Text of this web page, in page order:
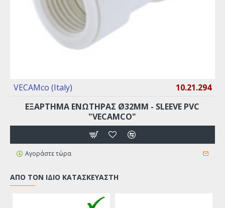
VECAMco (Italy)
10.21.294
EΞAPTHMA ENΩTHPAΣ Ø32MM - SLEEVE PVC
"VECAMCO"
Αγοράστε τώρα
ΑΠΌ ΤΟΝ ΊΔΙΟ ΚΑΤΑΣΚΕΥΑΣΤΉ